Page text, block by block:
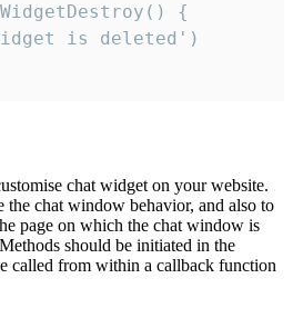
{
is deleted')
chat widget on your website.
the chat window behavior, and also to
page on which the chat window is
should be initiated in the
called from within a callback function